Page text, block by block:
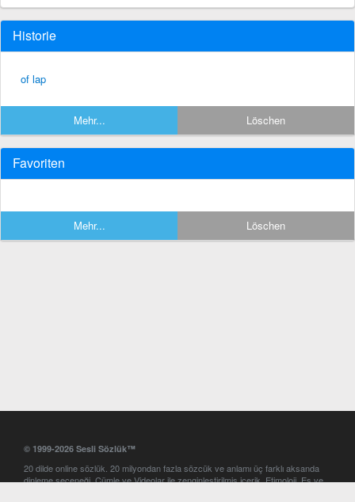
Historie
of lap
Mehr... Löschen
Favoriten
Mehr... Löschen
© 1999-2026 Sesli Sözlük™
20 dilde online sözlük. 20 milyondan fazla sözcük ve anlamı üç farklı aksanda
dinleme seçeneği. Cümle ve Videolar ile zenginleştirilmiş içerik. Etimoloji, Eş ve